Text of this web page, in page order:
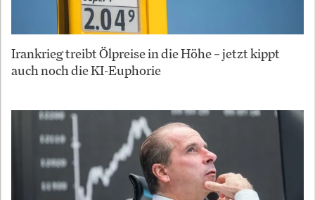
Irankrieg treibt Ölpreise in die Höhe – jetzt kippt
auch noch die KI-Euphorie